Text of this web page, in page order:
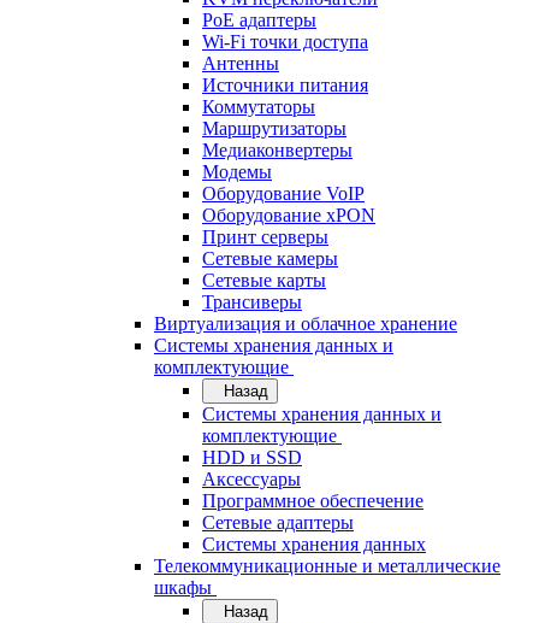
PoE адаптеры
Wi-Fi точки доступа
Антенны
Источники питания
Коммутаторы
Маршрутизаторы
Медиаконвертеры
Модемы
Оборудование VoIP
Оборудование xPON
Принт серверы
Сетевые камеры
Сетевые карты
Трансиверы
Виртуализация и облачное хранение
Системы хранения данных и
комплектующие
Назад
Системы хранения данных и
комплектующие
HDD и SSD
Аксессуары
Программное обеспечение
Сетевые адаптеры
Системы хранения данных
Телекоммуникационные и металлические
шкафы
Назад